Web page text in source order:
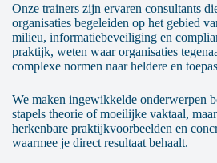
Onze trainers zijn ervaren consultants
organisaties begeleiden op het gebied
milieu, informatiebeveiliging en
praktijk, weten waar organisaties
complexe normen naar heldere en
We maken ingewikkelde onderwerpen
stapels theorie of moeilijke vaktaal,
herkenbare praktijkvoorbeelden en
waarmee je direct resultaat behaalt.